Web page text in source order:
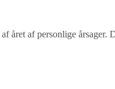
året af personlige